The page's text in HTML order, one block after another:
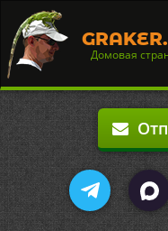
Домовая